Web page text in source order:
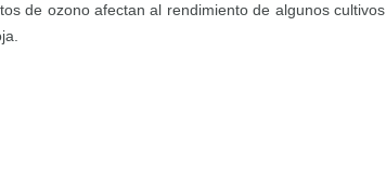
de ozono afectan al rendimiento de algunos cultivos